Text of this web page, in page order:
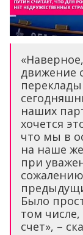
движение
наших
хочется
что мы в
на наше
при
Было
том
счет», –